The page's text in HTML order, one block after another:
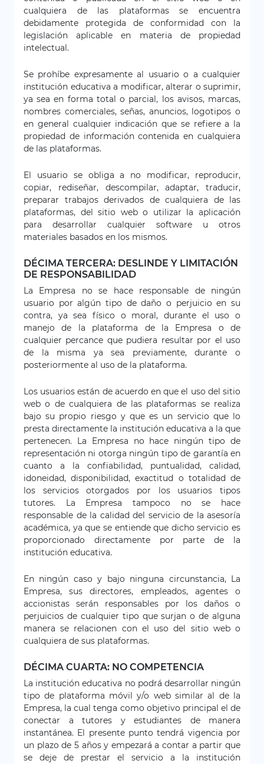
cualquiera de las plataformas se encuentra
debidamente protegida de conformidad con la
legislación aplicable en materia de propiedad
intelectual.
Se prohíbe expresamente al usuario o a cualquier
institución educativa a modificar, alterar o suprimir,
ya sea en forma total o parcial, los avisos, marcas,
nombres comerciales, señas, anuncios, logotipos o
en general cualquier indicación que se refiere a la
propiedad de información contenida en cualquiera
de las plataformas.
El usuario se obliga a no modificar, reproducir,
copiar, rediseñar, descompilar, adaptar, traducir,
preparar trabajos derivados de cualquiera de las
plataformas, del sitio web o utilizar la aplicación
para desarrollar cualquier software u otros
materiales basados en los mismos.
DÉCIMA TERCERA: DESLINDE Y LIMITACIÓN
DE RESPONSABILIDAD
La Empresa no se hace responsable de ningún
usuario por algún tipo de daño o perjuicio en su
contra, ya sea físico o moral, durante el uso o
manejo de la plataforma de la Empresa o de
cualquier percance que pudiera resultar por el uso
de la misma ya sea previamente, durante o
posteriormente al uso de la plataforma.
Los usuarios están de acuerdo en que el uso del sitio
web o de cualquiera de las plataformas se realiza
bajo su propio riesgo y que es un servicio que lo
presta directamente la institución educativa a la que
pertenecen. La Empresa no hace ningún tipo de
representación ni otorga ningún tipo de garantía en
cuanto a la confiabilidad, puntualidad, calidad,
idoneidad, disponibilidad, exactitud o totalidad de
los servicios otorgados por los usuarios tipos
tutores. La Empresa tampoco no se hace
responsable de la calidad del servicio de la asesoría
académica, ya que se entiende que dicho servicio es
proporcionado directamente por parte de la
institución educativa.
En ningún caso y bajo ninguna circunstancia, La
Empresa, sus directores, empleados, agentes o
accionistas serán responsables por los daños o
perjuicios de cualquier tipo que surjan o de alguna
manera se relacionen con el uso del sitio web o
cualquiera de sus plataformas.
DÉCIMA CUARTA: NO COMPETENCIA
La institución educativa no podrá desarrollar ningún
tipo de plataforma móvil y/o web similar al de la
Empresa, la cual tenga como objetivo principal el de
conectar a tutores y estudiantes de manera
instantánea. El presente punto tendrá vigencia por
un plazo de 5 años y empezará a contar a partir que
se deje de prestar el servicio a la institución